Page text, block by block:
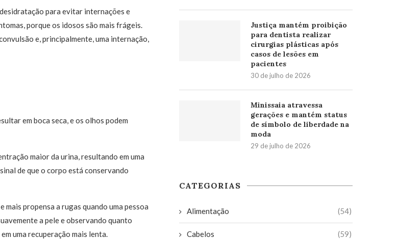
para evitar internações e
porque os idosos são mais frágeis.
e, principalmente, uma internação,
em boca seca, e os olhos podem
maior da urina, resultando em uma
de que o corpo está conservando
mais propensa a rugas quando uma pessoa
a pele e observando quanto
uma recuperação mais lenta.
Justiça mantém proibição
para dentista realizar
cirurgias plásticas após
casos de lesões em
pacientes
30 de julho de 2026
Minissaia atravessa
gerações e mantém status
de símbolo de liberdade na
moda
29 de julho de 2026
CATEGORIAS
Alimentação (54)
Cabelos (59)